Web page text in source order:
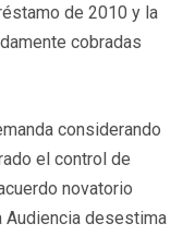
de 2010 y la
cobradas
considerando
el control de
novatorio
Audiencia desestima